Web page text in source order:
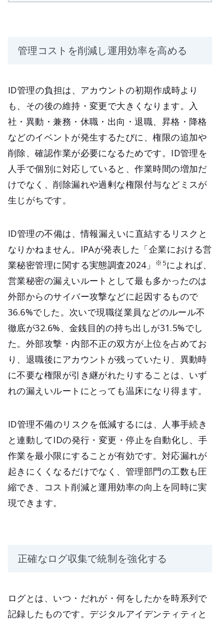
管理コストを削減し運用効率を高める
ID管理の負担は、アカウントの初期作成時より
も、その後の維持・変更で大きくなります。入
社・異動・兼務・休職・出向・退職、昇格・降格
などのイベントが発生するたびに、権限の追加や
削除、確認作業が必要になるためです。ID管理を
人手で個別に対応していると、作業時間の増加だ
けでなく、削除漏れや過剰な権限付与などミスが
生じがちです。
ID管理の不備は、情報漏えいに直結するリスクと
なりかねません。IPAが発表した「企業における営
業秘密管理に関する実態調査2024」
※5によれば、
営業秘密の漏えいルートとして最も多かったのは
外部からのサイバー攻撃などに起因するもので
36.6%でした。次いで現職従業員などのルール不
徹底が32.6%、金銭目的の持ち出しが31.5%でし
た。外部攻撃・内部不正の双方が上位を占めてお
り、退職後にアカウントが残っていたり、異動時
に不要な権限が引き継がれたりすることは、いず
れの漏えいルートにとっても温床になり得ます。
ID管理不備のリスクを低減するには、人事手続き
と連動してIDの発行・変更・停止を自動化し、手
作業を最小限にすることが有効です。対応漏れが
起きにくくなるだけでなく、管理部門の工数も圧
縮でき、コスト削減と運用効率の向上を同時に実
現できます。
正確なログ収集で統制を強化する
ログとは、いつ・だれが・何をしたかを時系列で
記録したものです。デジタルアイデンティティと